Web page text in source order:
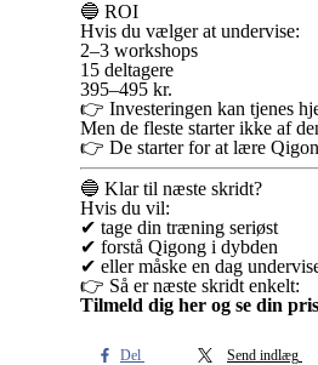
🔵 ROI
Hvis du vælger at undervise:
2–3 workshops
15 deltagere
395–495 kr.
👉 Investeringen kan tjenes
Men de fleste starter ikke af
👉 De starter for at lære
🔵 Klar til næste skridt?
Hvis du vil:
✔ tage din træning seriøst
✔ forstå Qigong i dybden
✔ eller måske en dag
👉 Så er næste skridt enkelt:
Tilmeld dig her og se din
Del Send indlæg